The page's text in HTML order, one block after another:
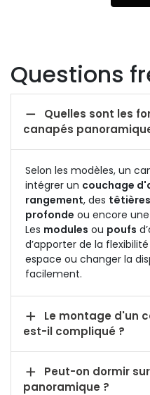
Questions

canapés
Selon les modèles, un
intégrer un couchage
rangement, des
profonde ou encore une
Les modules ou poufs
d’apporter de la
espace ou changer la
facilement.

Le montage d'un
est-il compliqué ?

Peut-on dormir
panoramique ?